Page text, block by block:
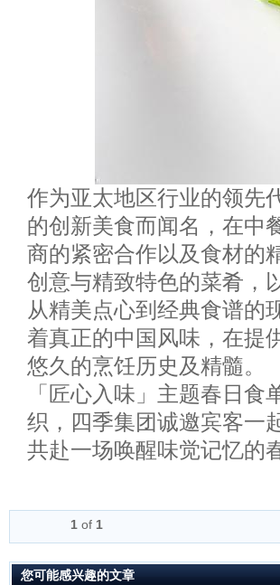
作为亚太地区行业的领先
的创新美食而闻名，在中
商的紧密合作以及食材的
创意与精致特色的菜肴，
从精美点心到经典食谱的
着真正的中国风味，在提
悠久的烹饪历史及精髓。
「匠心入味」主题春日
织，四季集团诚邀宾客一
共赴一场唤醒味觉记忆的
1 of 1
您可能感兴趣的文章